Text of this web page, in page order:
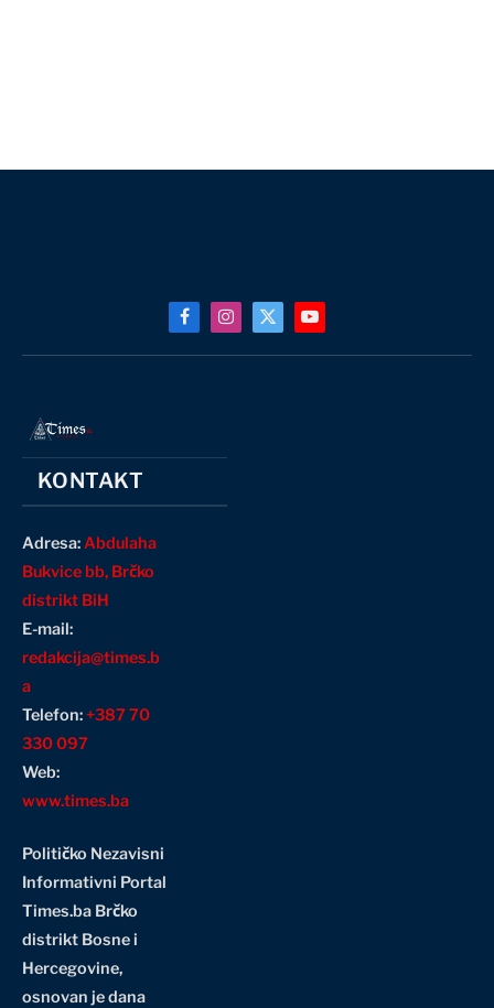
FacebookInstagram
X
YouTube
KONTAKT
Adresa:Abdulaha
Bukvice bb, Brčko
distrikt BiH
E-mail:
redakcija@times.b
a
Telefon:+387 70
330 097
Web:
www.times.ba
Političko Nezavisni
Informativni Portal
Times.ba Brčko
distrikt Bosne i
Hercegovine,
osnovan je dana